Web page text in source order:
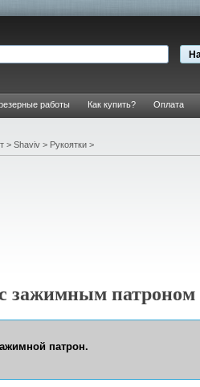
работы Как купить? Оплата
> Shaviv> Рукоятки>
зажимным патроном
патрон.